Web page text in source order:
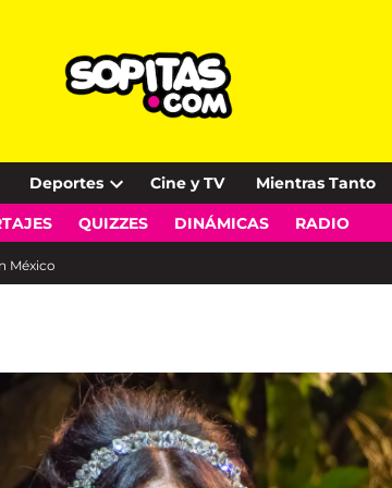
Deportes
Open
dropdown
Cine y TV Mientras Tanto
QUIZZES DINÁMICAS RADIO
México